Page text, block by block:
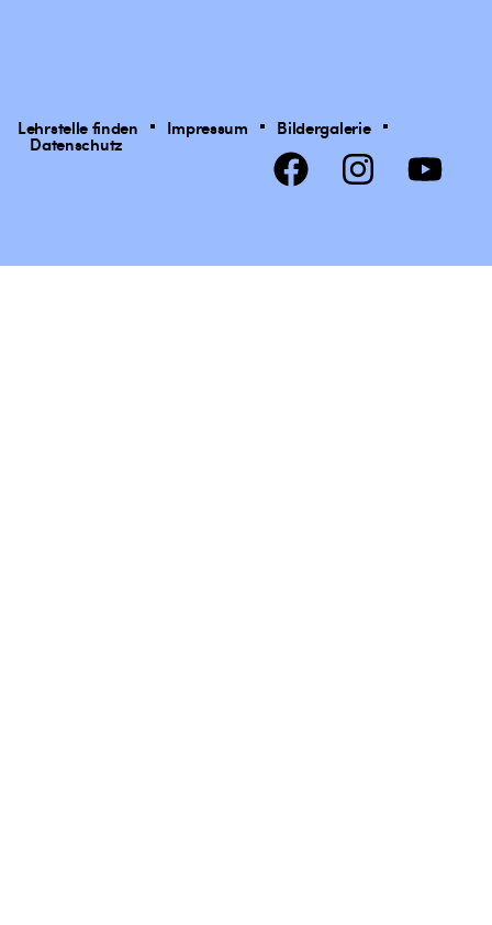
Lehrstelle finden Impressum Bildergalerie
Datenschutz